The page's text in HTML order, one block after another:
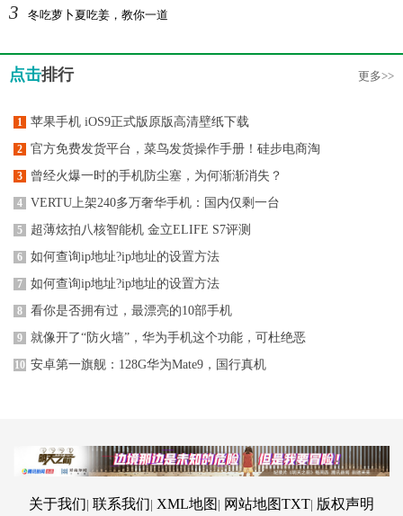
3 冬吃萝卜夏吃姜，教你一道
点击排行 更多>>
1 苹果手机 iOS9正式版原版高清壁纸下载
2 官方免费发货平台，菜鸟发货操作手册！硅步电商淘
3 曾经火爆一时的手机防尘塞，为何渐渐消失？
4 VERTU上架240多万奢华手机：国内仅剩一台
5 超薄炫拍八核智能机 金立ELIFE S7评测
6 如何查询ip地址?ip地址的设置方法
7 如何查询ip地址?ip地址的设置方法
8 看你是否拥有过，最漂亮的10部手机
9 就像开了“防火墙”，华为手机这个功能，可杜绝恶
10 安卓第一旗舰：128G华为Mate9，国行真机
关于我们 联系我们 XML地图 网站地图TXT 版权声明